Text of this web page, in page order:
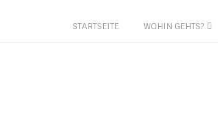
STARTSEITE WOHIN GEHTS?